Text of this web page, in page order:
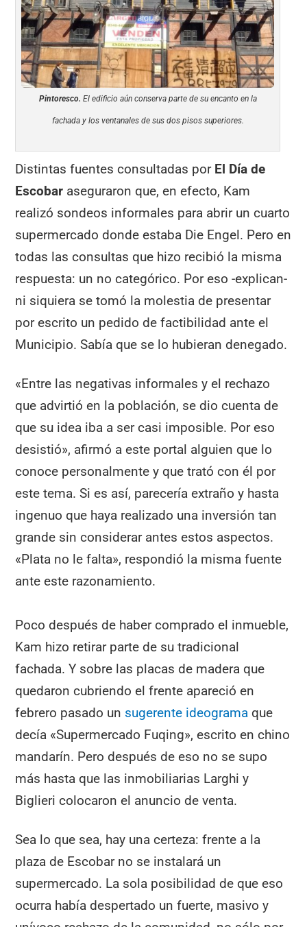
Pintoresco. El edificio aún conserva parte de su encanto en la
fachada y los ventanales de sus dos pisos superiores.
Distintas fuentes consultadas por El Día de
Escobar aseguraron que, en efecto, Kam
realizó sondeos informales para abrir un cuarto
supermercado donde estaba Die Engel. Pero en
todas las consultas que hizo recibió la misma
respuesta: un no categórico. Por eso -explican-
ni siquiera se tomó la molestia de presentar
por escrito un pedido de factibilidad ante el
Municipio. Sabía que se lo hubieran denegado.
«Entre las negativas informales y el rechazo
que advirtió en la población, se dio cuenta de
que su idea iba a ser casi imposible. Por eso
desistió», afirmó a este portal alguien que lo
conoce personalmente y que trató con él por
este tema. Si es así, parecería extraño y hasta
ingenuo que haya realizado una inversión tan
grande sin considerar antes estos aspectos.
«Plata no le falta», respondió la misma fuente
ante este razonamiento.
Poco después de haber comprado el inmueble,
Kam hizo retirar parte de su tradicional
fachada. Y sobre las placas de madera que
quedaron cubriendo el frente apareció en
febrero pasado un sugerente ideograma que
decía «Supermercado Fuqing», escrito en chino
mandarín. Pero después de eso no se supo
más hasta que las inmobiliarias Larghi y
Biglieri colocaron el anuncio de venta.
Sea lo que sea, hay una certeza: frente a la
plaza de Escobar no se instalará un
supermercado. La sola posibilidad de que eso
ocurra había despertado un fuerte, masivo y